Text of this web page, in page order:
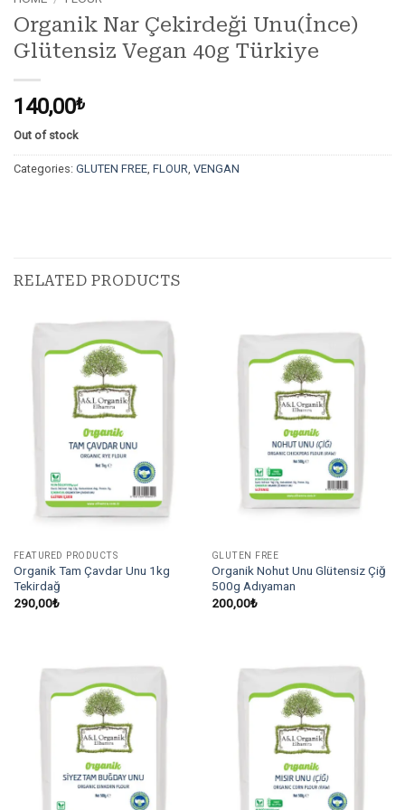
Organik Nar Çekirdeği Unu(İnce)
Glütensiz Vegan 40g Türkiye
140,00₺
Out of stock
Categories: GLUTEN FREE, FLOUR, VENGAN
RELATED PRODUCTS
FEATURED PRODUCTS
Organik Tam Çavdar Unu 1kg
Tekirdağ
290,00₺
GLUTEN FREE
Organik Nohut Unu Glütensiz Çiğ
500g Adıyaman
200,00₺